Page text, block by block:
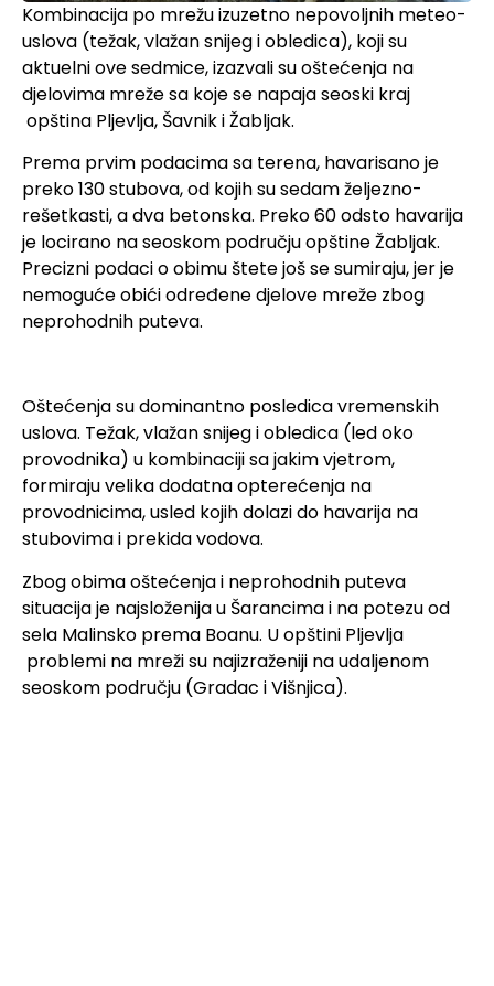
Kombinacija po mrežu izuzetno nepovoljnih meteo-
uslova (težak, vlažan snijeg i obledica), koji su
aktuelni ove sedmice, izazvali su oštećenja na
djelovima mreže sa koje se napaja seoski kraj
opština Pljevlja, Šavnik i Žabljak.
Prema prvim podacima sa terena, havarisano je
preko 130 stubova, od kojih su sedam željezno-
rešetkasti, a dva betonska. Preko 60 odsto havarija
je locirano na seoskom području opštine Žabljak.
Precizni podaci o obimu štete još se sumiraju, jer je
nemoguće obići određene djelove mreže zbog
neprohodnih puteva.
Oštećenja su dominantno posledica vremenskih
uslova. Težak, vlažan snijeg i obledica (led oko
provodnika) u kombinaciji sa jakim vjetrom,
formiraju velika dodatna opterećenja na
provodnicima, usled kojih dolazi do havarija na
stubovima i prekida vodova.
Zbog obima oštećenja i neprohodnih puteva
situacija je najsloženija u Šarancima i na potezu od
sela Malinsko prema Boanu. U opštini Pljevlja
problemi na mreži su najizraženiji na udaljenom
seoskom području (Gradac i Višnjica).